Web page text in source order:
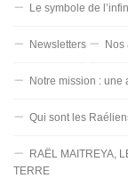
Le symbole de
Newsletters Nos
Notre mission : une
Qui sont les
RAËL MAITREYA,
TERRE